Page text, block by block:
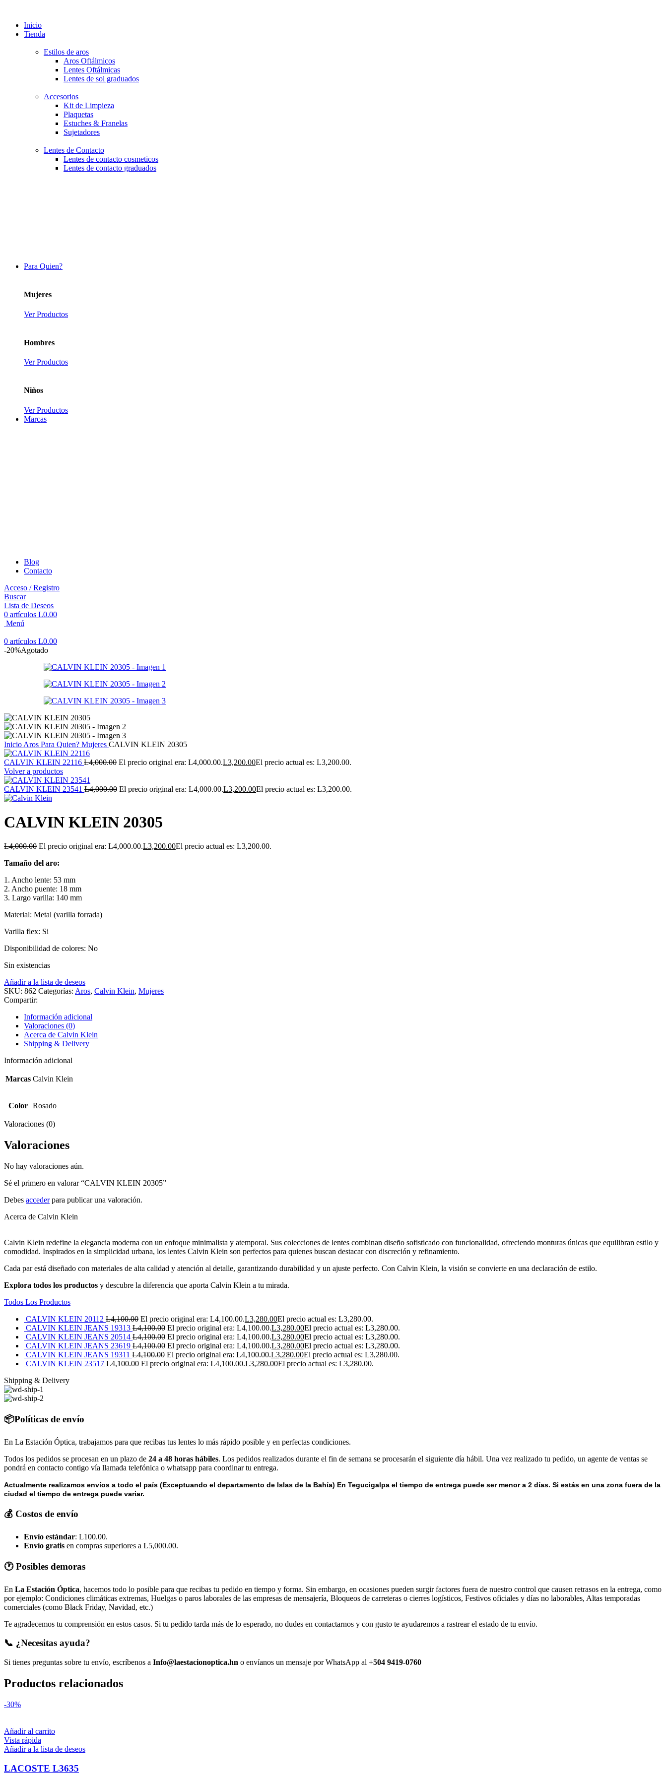
Inicio
Tienda
Estilos de aros
Aros Oftálmicos
Lentes Oftálmicas
Lentes de sol graduados
Accesorios
Kit de Limpieza
Plaquetas
Estuches & Franelas
Sujetadores
Lentes de Contacto
Lentes de contacto cosmeticos
Lentes de contacto graduados
Para Quien?
Mujeres
Ver Productos
Hombres
Ver Productos
Niños
Ver Productos
Marcas
Blog
Contacto
Acceso / Registro
Buscar
Lista de Deseos
0 artículos L0.00
Menú
0 artículos L0.00
-20%Agotado
Inicio Aros Para Quien? Mujeres CALVIN KLEIN 20305
CALVIN KLEIN 22116 L4,000.00 El precio original era: L4,000.00.L3,200.00El precio actual es: L3,200.00.
Volver a productos
CALVIN KLEIN 23541 L4,000.00 El precio original era: L4,000.00.L3,200.00El precio actual es: L3,200.00.
CALVIN KLEIN 20305
L4,000.00 El precio original era: L4,000.00.L3,200.00El precio actual es: L3,200.00.
Tamaño del aro:
1. Ancho lente: 53 mm
2. Ancho puente: 18 mm
3. Largo varilla: 140 mm
Material: Metal (varilla forrada)
Varilla flex: Si
Disponibilidad de colores: No
Sin existencias
Añadir a la lista de deseos
SKU: 862 Categorías: Aros, Calvin Klein, Mujeres
Compartir:
Información adicional
Valoraciones (0)
Acerca de Calvin Klein
Shipping & Delivery
Información adicional
Marcas Calvin Klein
Color Rosado
Valoraciones (0)
Valoraciones
No hay valoraciones aún.
Sé el primero en valorar “CALVIN KLEIN 20305”
Debes accederpara publicar una valoración.
Acerca de Calvin Klein
Calvin Klein redefine la elegancia moderna con un enfoque minimalista y atemporal. Sus colecciones de lentes combinan diseño sofisticado con funcionalidad, ofreciendo monturas únicas que equilibran estilo y
comodidad. Inspirados en la simplicidad urbana, los lentes Calvin Klein son perfectos para quienes buscan destacar con discreción y refinamiento.
Cada par está diseñado con materiales de alta calidad y atención al detalle, garantizando durabilidad y un ajuste perfecto. Con Calvin Klein, la visión se convierte en una declaración de estilo.
Explora todos los productos y descubre la diferencia que aporta Calvin Klein a tu mirada.
Todos Los Productos
CALVIN KLEIN 20112 L4,100.00 El precio original era: L4,100.00.L3,280.00El precio actual es: L3,280.00.
CALVIN KLEIN JEANS 19313 L4,100.00 El precio original era: L4,100.00.L3,280.00El precio actual es: L3,280.00.
CALVIN KLEIN JEANS 20514 L4,100.00 El precio original era: L4,100.00.L3,280.00El precio actual es: L3,280.00.
CALVIN KLEIN JEANS 23619 L4,100.00 El precio original era: L4,100.00.L3,280.00El precio actual es: L3,280.00.
CALVIN KLEIN JEANS 19311 L4,100.00 El precio original era: L4,100.00.L3,280.00El precio actual es: L3,280.00.
CALVIN KLEIN 23517 L4,100.00 El precio original era: L4,100.00.L3,280.00El precio actual es: L3,280.00.
Shipping & Delivery
📦Políticas de envío
En La Estación Óptica, trabajamos para que recibas tus lentes lo más rápido posible y en perfectas condiciones.
Todos los pedidos se procesan en un plazo de 24 a 48 horas hábiles. Los pedidos realizados durante el fin de semana se procesarán el siguiente día hábil. Una vez realizado tu pedido, un agente de ventas se
pondrá en contacto contigo vía llamada telefónica o whatsapp para coordinar tu entrega.
Actualmente realizamos envíos a todo el país (Exceptuando el departamento de Islas de la Bahía) En Tegucigalpa el tiempo de entrega puede ser menor a 2 días. Si estás en una zona fuera de la
ciudad el tiempo de entrega puede variar.
💰 Costos de envío
Envío estándar: L100.00.
Envío gratis en compras superiores a L5,000.00.
🕐 Posibles demoras
En La Estación Óptica, hacemos todo lo posible para que recibas tu pedido en tiempo y forma. Sin embargo, en ocasiones pueden surgir factores fuera de nuestro control que causen retrasos en la entrega, como
por ejemplo: Condiciones climáticas extremas, Huelgas o paros laborales de las empresas de mensajería, Bloqueos de carreteras o cierres logísticos, Festivos oficiales y días no laborables, Altas temporadas
comerciales (como Black Friday, Navidad, etc.)
Te agradecemos tu comprensión en estos casos. Si tu pedido tarda más de lo esperado, no dudes en contactarnos y con gusto te ayudaremos a rastrear el estado de tu envío.
📞 ¿Necesitas ayuda?
Si tienes preguntas sobre tu envío, escríbenos a Info@laestacionoptica.hn o envíanos un mensaje por WhatsApp al +504 9419-0760
Productos relacionados
-30%
Añadir al carrito
Vista rápida
Añadir a la lista de deseos
LACOSTE L3635